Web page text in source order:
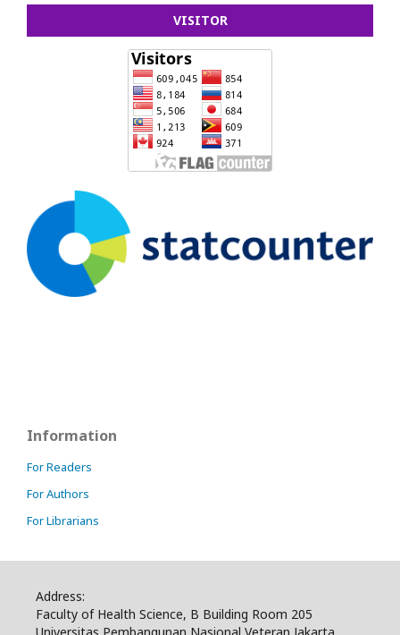
VISITOR
Information
For Readers
For Authors
For Librarians
Address:
Faculty of Health Science, B Building Room 205